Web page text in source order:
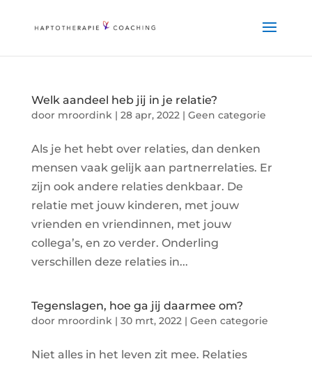
Welk aandeel heb jij in je relatie?
door mroordink| 28 apr, 2022| Geen categorie
Als je het hebt over relaties, dan denken
mensen vaak gelijk aan partnerrelaties. Er
zijn ook andere relaties denkbaar. De
relatie met jouw kinderen, met jouw
vrienden en vriendinnen, met jouw
collega’s, en zo verder. Onderling
verschillen deze relaties in...
Tegenslagen, hoe ga jij daarmee om?
door mroordink| 30 mrt, 2022| Geen categorie
Niet alles in het leven zit mee. Relaties